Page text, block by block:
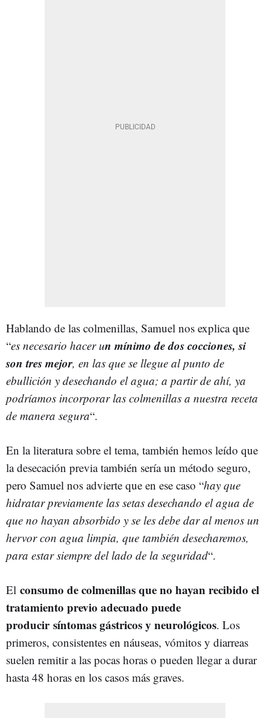
Hablando de las colmenillas, Samuel nos explica que
“es necesario hacer un mínimo de dos cocciones, si
son tres mejor, en las que se llegue al punto de
ebullición y desechando el agua; a partir de ahí, ya
podríamos incorporar las colmenillas a nuestra receta
de manera segura“.
En la literatura sobre el tema, también hemos leído que
la desecación previa también sería un método seguro,
pero Samuel nos advierte que en ese caso “hay que
hidratar previamente las setas desechando el agua de
que no hayan absorbido y se les debe dar al menos un
hervor con agua limpia, que también desecharemos,
para estar siempre del lado de la seguridad“.
El consumo de colmenillas que no hayan recibido el
tratamiento previo adecuado puede
producir síntomas gástricos y neurológicos. Los
primeros, consistentes en náuseas, vómitos y diarreas
suelen remitir a las pocas horas o pueden llegar a durar
hasta 48 horas en los casos más graves.